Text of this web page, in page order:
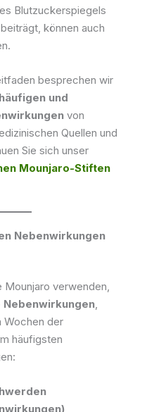
Blutzuckerspiegels
können auch
besprechen wir
und
von
Quellen und
Sie sich unser
Mounjaro-Stiften
Nebenwirkungen
Mounjaro verwenden,
,
Wochen der
häufigsten